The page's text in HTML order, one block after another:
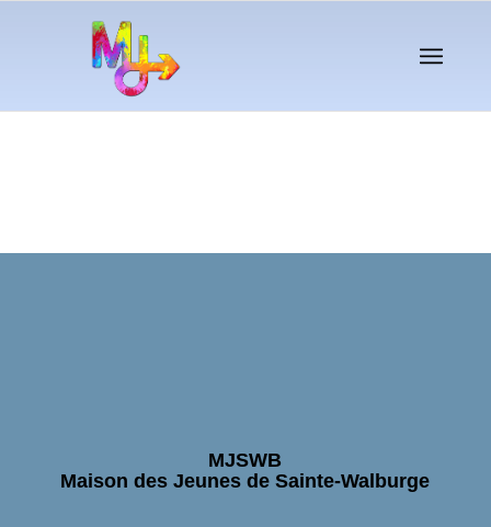
MJSWB
Maison des Jeunes de Sainte-Walburge